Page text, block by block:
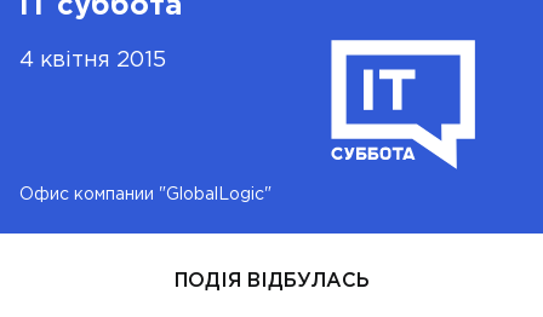
IT суббота
4 квітня 2015
Офис компании "GlobalLogic"
ПОДІЯ ВІДБУЛАСЬ